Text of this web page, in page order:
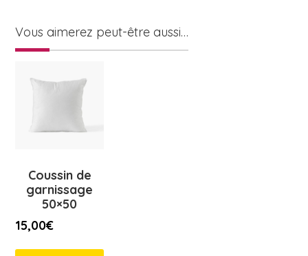
Vous aimerez peut-être aussi…
Coussin de
garnissage
50×50
15,00€